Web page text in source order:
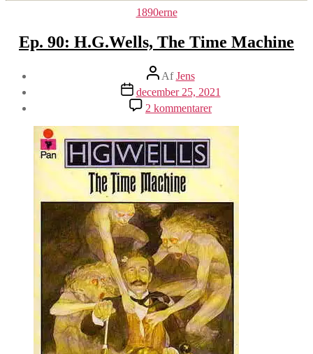
Kategorier
1890erne
Ep. 90: H.G.Wells, The Time Machine
Indlægsforfatter
AfJens
Indlægsdato
december 25, 2021
2 kommentarertil
Ep.
90:
H.G.Wells,
Time